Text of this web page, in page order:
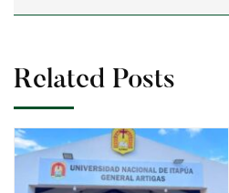
Related Posts